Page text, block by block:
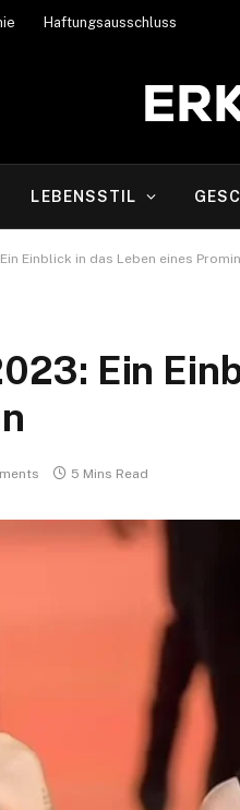
Haftungsausschluss
LEBENSSTIL
Einblick in das Leben eines
Ein
5 Mins Read